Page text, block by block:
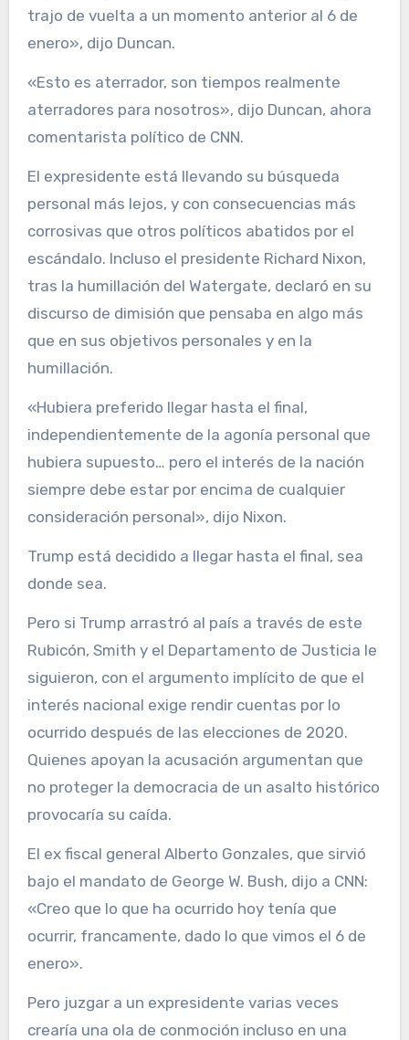
trajo de vuelta a un momento anterior al 6 de
enero», dijo Duncan.
«Esto es aterrador, son tiempos realmente
aterradores para nosotros», dijo Duncan, ahora
comentarista político de CNN.
El expresidente está llevando su búsqueda
personal más lejos, y con consecuencias más
corrosivas que otros políticos abatidos por el
escándalo. Incluso el presidente Richard Nixon,
tras la humillación del Watergate, declaró en su
discurso de dimisión que pensaba en algo más
que en sus objetivos personales y en la
humillación.
«Hubiera preferido llegar hasta el final,
independientemente de la agonía personal que
hubiera supuesto… pero el interés de la nación
siempre debe estar por encima de cualquier
consideración personal», dijo Nixon.
Trump está decidido a llegar hasta el final, sea
donde sea.
Pero si Trump arrastró al país a través de este
Rubicón, Smith y el Departamento de Justicia le
siguieron, con el argumento implícito de que el
interés nacional exige rendir cuentas por lo
ocurrido después de las elecciones de 2020.
Quienes apoyan la acusación argumentan que
no proteger la democracia de un asalto histórico
provocaría su caída.
El ex fiscal general Alberto Gonzales, que sirvió
bajo el mandato de George W. Bush, dijo a CNN:
«Creo que lo que ha ocurrido hoy tenía que
ocurrir, francamente, dado lo que vimos el 6 de
enero».
Pero juzgar a un expresidente varias veces
crearía una ola de conmoción incluso en una